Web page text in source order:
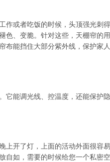
作或者吃饭的时候，头顶强光刺
色、变脆。针对这些，天棚帘的
布能挡住大部分紫外线，保护家
能调光线、控温度，还能保护
上开了灯，上面的活动外面很容
自如，需要的时候给您一个私密